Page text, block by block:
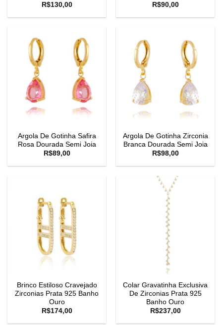
R$130,00 R$90,00
Argola De Gotinha Safira
Rosa Dourada Semi Joia
R$89,00
Argola De Gotinha Zirconia
Branca Dourada Semi Joia
R$98,00
Brinco Estiloso Cravejado
Zirconias Prata 925 Banho
Ouro
R$174,00
Colar Gravatinha Exclusiva
De Zirconias Prata 925
Banho Ouro
R$237,00